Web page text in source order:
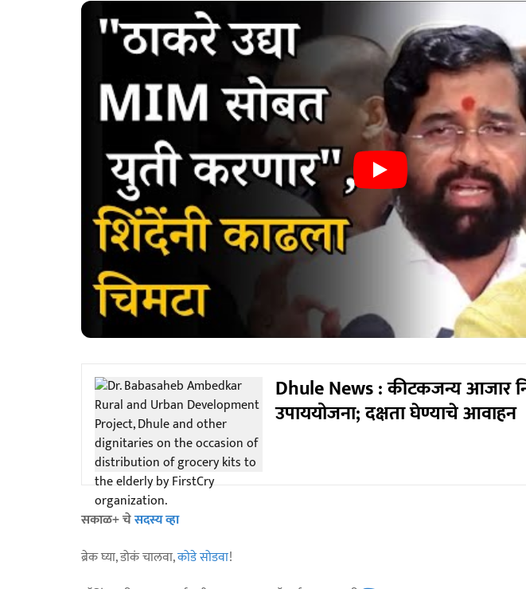
Dhule News : कीटकजन्य आजार
उपाययोजना; दक्षता घेण्याचे आवाहन
सकाळ+ चेसदस्य व्हा
ब्रेक घ्या, डोकं चालवा,कोडे सोडवा!